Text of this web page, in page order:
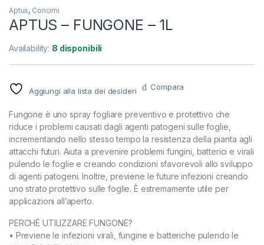
Aptus, Concimi
APTUS – FUNGONE – 1L
Availability: 8 disponibili
Aggiungi alla lista dei desideri Compara
Fungone è uno spray fogliare preventivo e protettivo che
riduce i problemi causati dagli agenti patogeni sulle foglie,
incrementando nello stesso tempo la resistenza della pianta agli
attacchi futuri. Aiuta a prevenire problemi fungini, batterici e virali
pulendo le foglie e creando condizioni sfavorevoli allo sviluppo
di agenti patogeni. Inoltre, previene le future infezioni creando
uno strato protettivo sulle foglie. È estremamente utile per
applicazioni all’aperto.
PERCHÉ UTILIZZARE FUNGONE?
• Previene le infezioni virali, fungine e batteriche pulendo le